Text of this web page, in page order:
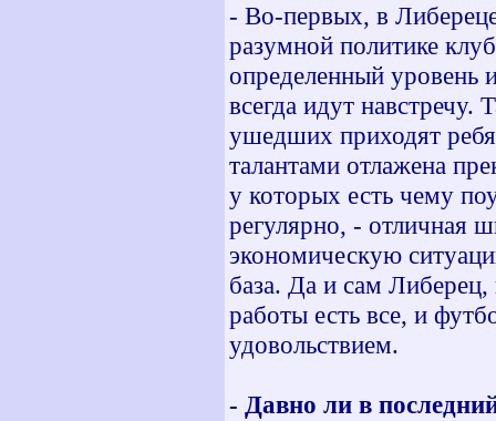
- Во-первых, в
разумной политике
определенный уровень
всегда идут
ушедших приходят
талантами отлажена
у которых есть чему
регулярно, - отличная
экономическую
база. Да и сам Либерец,
работы есть все, и
удовольствием.
- Давно ли в